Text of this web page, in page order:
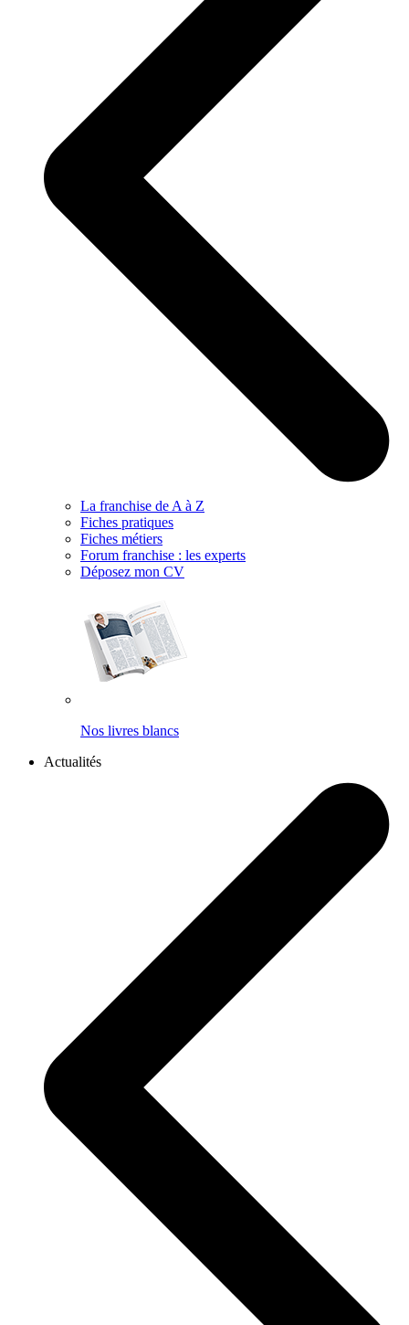
La franchise de A à Z
Fiches pratiques
Fiches métiers
Forum franchise : les experts
Déposez mon CV
Nos livres blancs
Actualités